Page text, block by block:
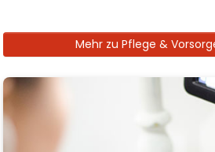
Mehr zu Pflege &